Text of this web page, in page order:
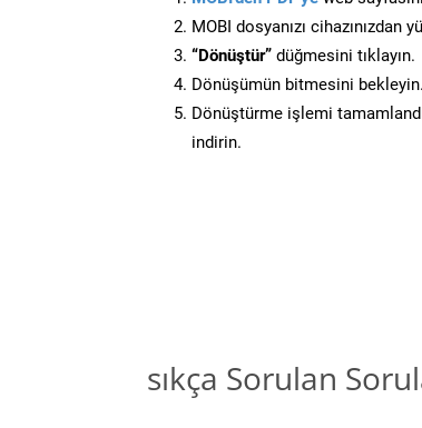
MOBI dosyanızı cihazınızdan
“Dönüştür” düğmesini tıklayın.
Dönüşümün bitmesini bekleyin.
Dönüştürme işlemi
indirin.
sıkça Sorulan